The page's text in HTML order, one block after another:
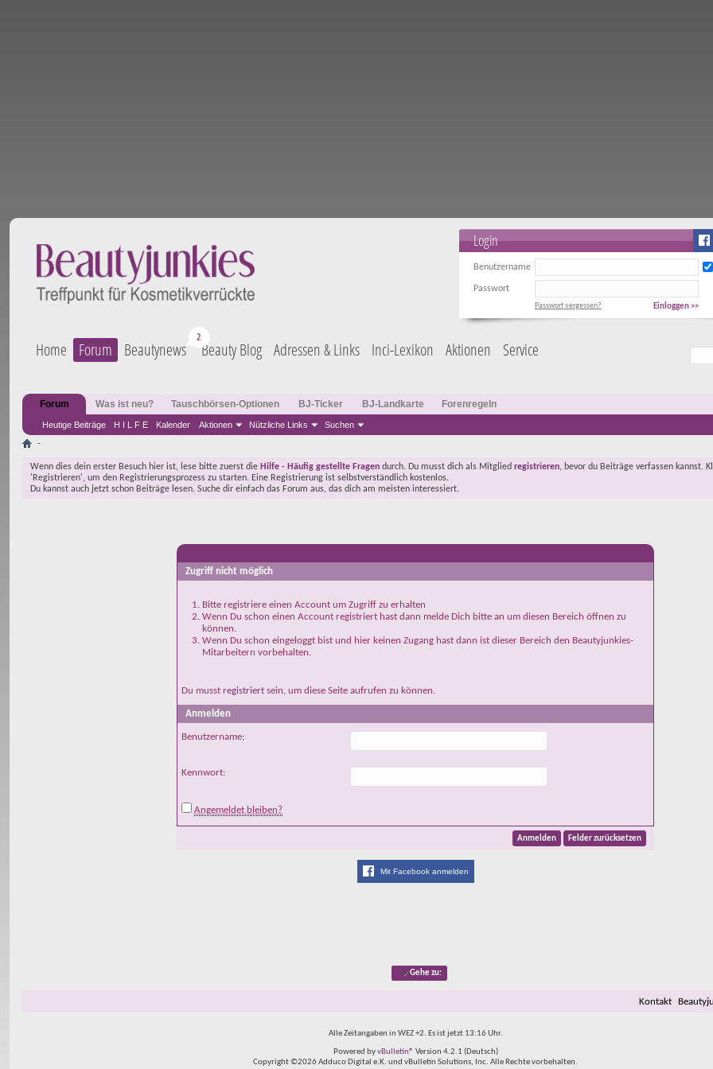
Login
Benutzername
Passwort
Einloggen >>
Passwort vergessen?
Home Forum Beautynews Beauty Blog Adressen & Links Inci-Lexikon Aktionen Service
Forum
Heutige Beiträge H I L F E Kalender Aktionen Nützliche Links Suchen
Was ist neu? Tauschbörsen-Optionen BJ-Ticker BJ-Landkarte Forenregeln
-
Wenn dies dein erster Besuch hier ist, lese bitte zuerst die Hilfe - Häufig gestellte Fragen durch. Du musst dich als Mitglied registrieren, bevor du Beiträge verfassen kannst.
'Registrieren', um den Registrierungsprozess zu starten. Eine Registrierung ist selbstverständlich kostenlos.
Du kannst auch jetzt schon Beiträge lesen. Suche dir einfach das Forum aus, das dich am meisten interessiert.
-
Zugriff nicht möglich
Bitte registriere einen Account um Zugriff zu erhalten
Wenn Du schon einen Account registriert hast dann melde Dich bitte an um diesen Bereich öffnen zu
können.
Wenn Du schon eingeloggt bist und hier keinen Zugang hast dann ist dieser Bereich den Beautyjunkies-
Mitarbeitern vorbehalten.
Du musst registriert sein, um diese Seite aufrufen zu können.
Anmelden
Benutzername:
Kennwort:
Angemeldet bleiben?
Mit Facebook anmelden
Gehe zu:
Kontakt
Alle Zeitangaben in WEZ +2. Es ist jetzt 13:16Uhr.
Powered byvBulletin® Version 4.2.1 (Deutsch)
Copyright ©2026 Adduco Digital e.K. und vBulletin Solutions, Inc. Alle Rechte vorbehalten.